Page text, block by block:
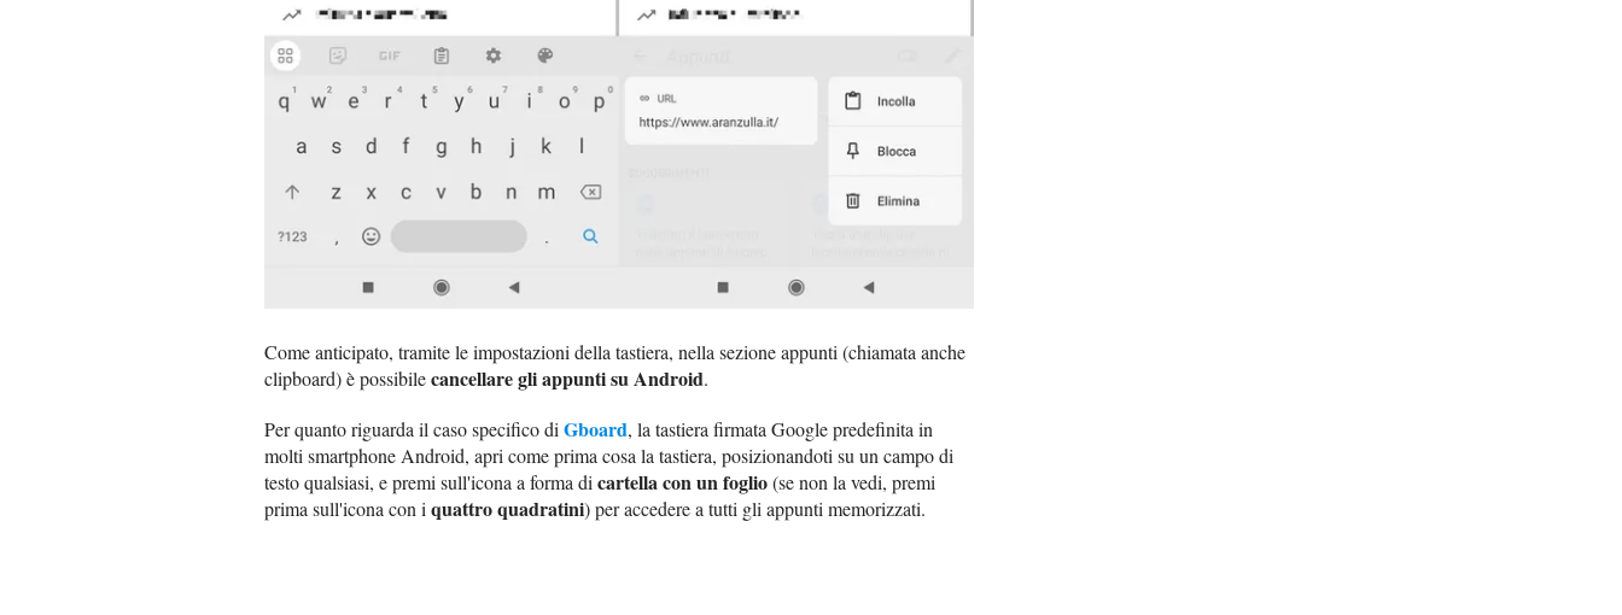
Come anticipato, tramite le impostazioni della tastiera, nella sezione appunti (chiamata anche
clipboard) è possibilecancellare gli appunti su Android.
Per quanto riguarda il caso specifico di Gboard, la tastiera firmata Google predefinita in
molti smartphone Android, apri come prima cosa la tastiera, posizionandoti su un campo di
testo qualsiasi, e premi sull'icona a forma di cartella con un foglio(se non la vedi, premi
prima sull'icona con i quattro quadratini) per accedere a tutti gli appunti memorizzati.